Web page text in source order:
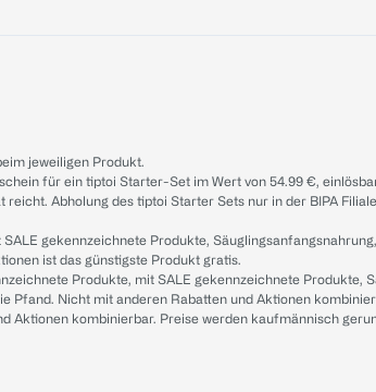
jeweiligen Produkt.
für ein tiptoi Starter-Set im Wert von 54.99 €,
Abholung des tiptoi Starter Sets nur in der BIPA
gekennzeichnete Produkte,
ist das günstigste Produkt gratis.
Produkte, mit SALE gekennzeichnete
Pfand. Nicht mit anderen Rabatten und Aktionen
Aktionen kombinierbar. Preise werden kaufmännisch